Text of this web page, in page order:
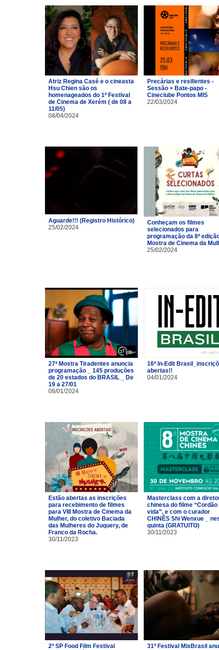
Atriz Regina Casé e o cineasta
Hsu Chien são os
homenageados do 1º Festival
de Cinema de Xerém ( de 08 a
11/05)
08/04/2024
Precárias e resilientes -
Sessão + Bate-papo -
Cineclube Pontos MIS
22/03/2024
Aguarde!!! (Registro Histórico)
25/02/2024
Conheçam os filmes
selecionados para
programação da 8ª
Mostra de Cinema da
25/02/2024
27ª Mostra Tiradentes anuncia
programação _ 145 produções
de 20 estados do BRASIL _ De
19 a 27/01
08/01/2024
16º In-Edit
abertas!!
04/01/2024
Estão abertas as inscrições
para recebimento de filmes
para VIII Mostra de Cinema da
Mulher, do coletivo Baciada
das Mulheres do Juquery, de
Franco da Rocha.
30/11/2023
Masterclass com a
chinesa do filme “Cordão
vida”, e com o curador
CHINÊS Shi Wenxue _
quinta (GRATUITO)
30/11/2023
2º SP Food Film Festival
31º Festival MixBrasil